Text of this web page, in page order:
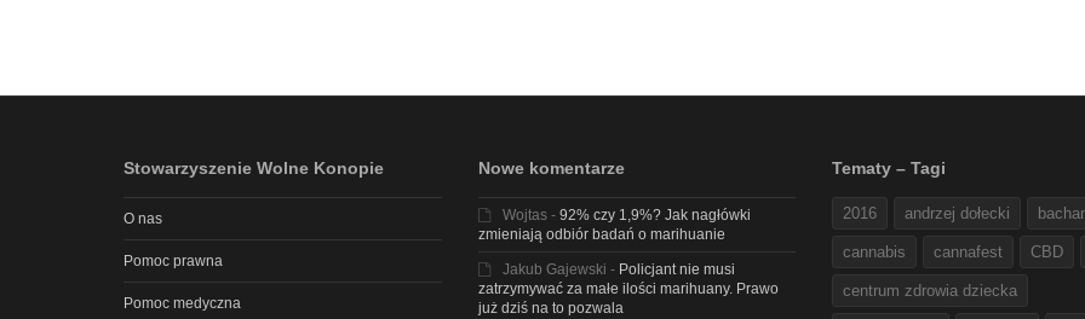
Stowarzyszenie Wolne Konopie
O nas
Pomoc prawna
Pomoc medyczna
Nowe komentarze
Wojtas- 92% czy 1,9%? Jak nagłówki
zmieniają odbiór badań o marihuanie
Jakub Gajewski - Policjant nie musi
zatrzymywać za małe ilości marihuany. Prawo
już dziś na to pozwala
Tematy – Tagi
2016 andrzej dołecki
cannabis cannafest CBD
centrum zdrowia dziecka